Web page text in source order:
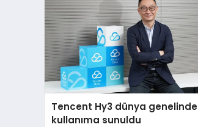
Tencent Hy3 dünya genelinde
kullanıma sunuldu